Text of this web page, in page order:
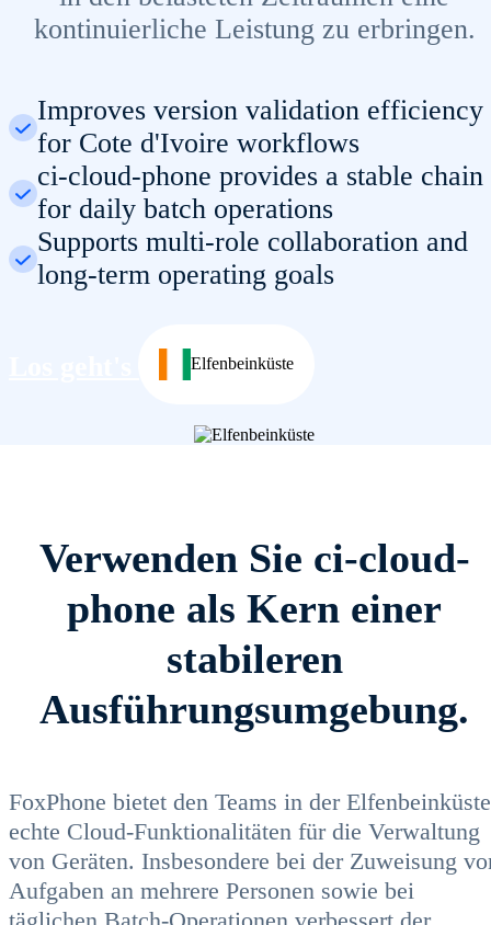
kontinuierliche Leistung zu erbringen.
Improves version validation efficiency
for Cote d'Ivoire workflows
ci-cloud-phone provides a stable chain
for daily batch operations
Supports multi-role collaboration and
long-term operating goals
Elfenbeinküste
Verwenden Sie ci-cloud-
phone als Kern einer
stabileren
Ausführungsumgebung.
FoxPhone bietet den Teams in der Elfenbeinküste
echte Cloud-Funktionalitäten für die Verwaltung
von Geräten. Insbesondere bei der Zuweisung
Aufgaben an mehrere Personen sowie bei